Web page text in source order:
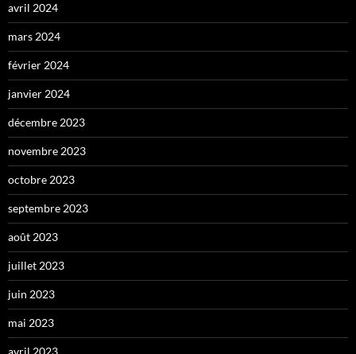
avril 2024
mars 2024
février 2024
janvier 2024
décembre 2023
novembre 2023
octobre 2023
septembre 2023
août 2023
juillet 2023
juin 2023
mai 2023